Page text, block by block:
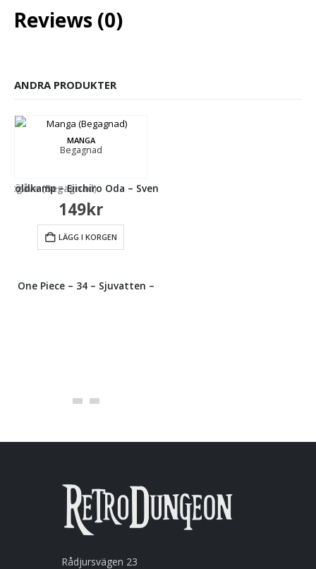
Reviews (0)
ANDRA PRODUKTER
utgåva (Begagnad)
MANGA
Begagnad
stöldkamp – Eiichiro Oda – Svensk utgåva (Begagnad)
149kr
LÄGG I KORGEN
One Piece – 34 – Sjuvatten – havets huvudstad – Eiichiro
Rådjursvägen 23